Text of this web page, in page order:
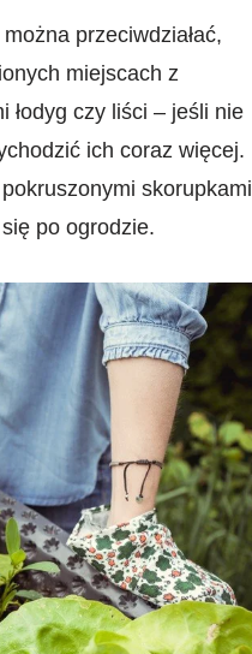
przeciwdziałać,
miejscach z
łodyg czy liści – jeśli nie
ich coraz więcej.
skorupkami
po ogrodzie.